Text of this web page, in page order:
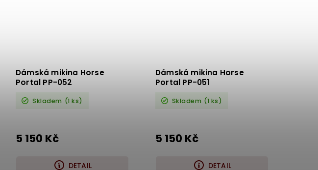
Dámská mikina Horse
Portal PP-052
Skladem (1 ks)
5 150 Kč
DETAIL
Dámská mikina Horse
Portal PP-051
Skladem (1 ks)
5 150 Kč
DETAIL